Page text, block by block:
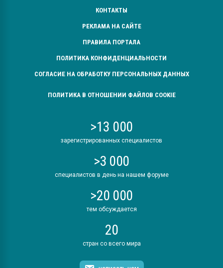
КОНТАКТЫ
РЕКЛАМА НА САЙТЕ
ПРАВИЛА ПОРТАЛА
ПОЛИТИКА КОНФИДЕНЦИАЛЬНОСТИ
СОГЛАСИЕ НА ОБРАБОТКУ ПЕРСОНАЛЬНЫХ ДАННЫХ
ПОЛИТИКА В ОТНОШЕНИИ ФАЙЛОВ COOKIE
>13 000
зарегистрированных специалистов
>3 000
специалистов в день на нашем форуме
>20 000
тем обсуждается
20
стран со всего мира